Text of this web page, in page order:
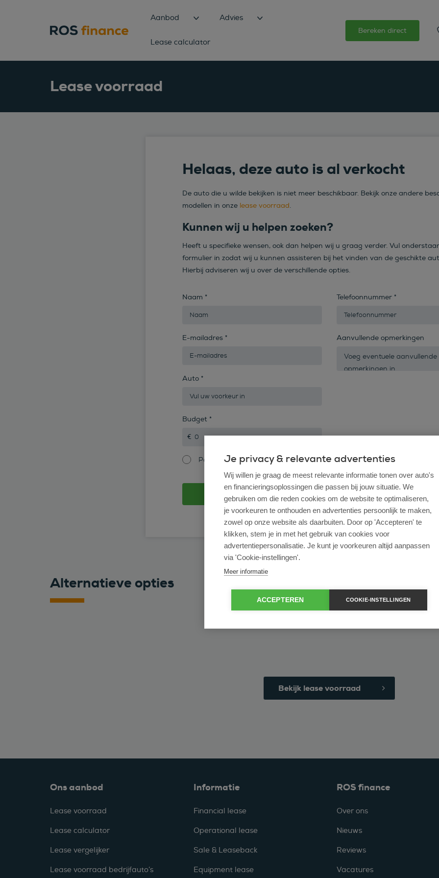
Aanbod Advies
Lease calculator
Bereken direct
Lease voorraad
Helaas, deze auto is al verkocht
De auto die u wilde bekijken is niet meer beschikbaar. Bekijk onze andere
modellen in onze lease voorraad.
Kunnen wij u helpen zoeken?
Heeft u specifieke wensen, ook dan helpen wij u graag verder. Vul
formulier in zodat wij u kunnen assisteren bij het vinden van de geschikte
Hierbij adviseren wij u over de verschillende opties.
Naam *
E-mailadres *
Auto *
Budget *
Particulier Zakelijk
Telefoonnummer *
Aanvullende opmerkingen
of bekijk ons volledige lease voorraad
Alternatieve opties
Bekijk lease voorraad
Ons aanbod
Lease voorraad
Lease calculator
Lease vergelijker
Lease voorraad bedrijfauto’s
Informatie
Financial lease
Operational lease
Sale & Leaseback
Equipment lease
ROS finance
Over ons
Nieuws
Reviews
Vacatures
Je privacy & relevante advertenties
Wij willen je graag de meest relevante informatie tonen over auto's
en financieringsoplossingen die passen bij jouw situatie. We
gebruiken om die reden cookies om de website te optimaliseren,
je voorkeuren te onthouden en advertenties persoonlijk te maken,
zowel op onze website als daarbuiten. Door op 'Accepteren' te
klikken, stem je in met het gebruik van cookies voor
advertentiepersonalisatie. Je kunt je voorkeuren altijd aanpassen
via 'Cookie-instellingen'.
Meer informatie
ACCEPTEREN COOKIE-INSTELLINGEN